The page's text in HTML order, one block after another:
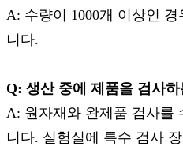
A: 수량이 1000개 이상인
니다.
Q: 생산 중에 제품을 검사
A: 원자재와 완제품 검사를
니다. 실험실에 특수 검사